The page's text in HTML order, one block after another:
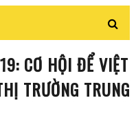
CƠ HỘI ĐỂ VIỆT
TRƯỜNG TRUNG